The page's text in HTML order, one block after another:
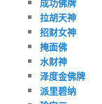
拉胡天神
招财女神
掩面佛
水财神
泽度金佛牌
派里碧纳